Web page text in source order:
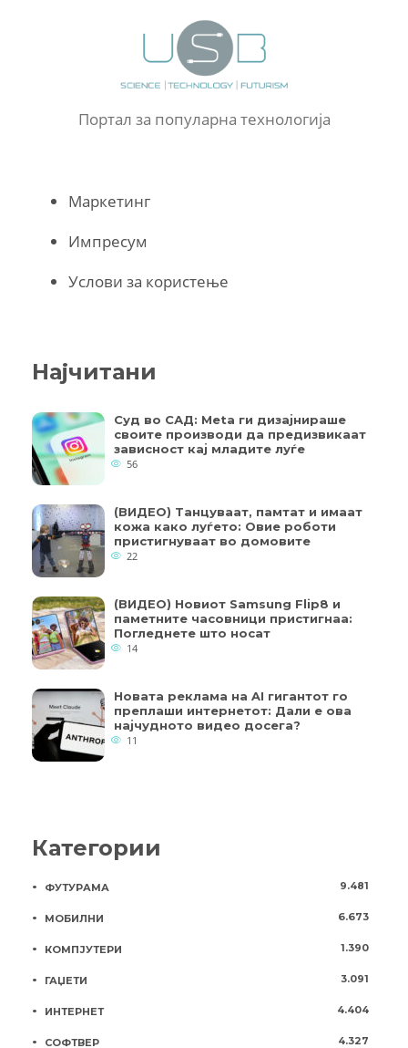
Портал за популарна технологија
Маркетинг
Импресум
Услови за користење
Најчитани
Суд во САД: Meta ги дизајнираше
своите производи да предизвикаат
зависност кај младите луѓе
56
(ВИДЕО) Танцуваат, памтат и имаат
кожа како луѓето: Овие роботи
пристигнуваат во домовите
22
(ВИДЕО) Новиот Samsung Flip8 и
паметните часовници пристигнаа:
Погледнете што носат
14
Новата реклама на AI гигантот го
преплаши интернетот: Дали е ова
најчудното видео досега?
11
Категории
ФУТУРАМА 9.481
МОБИЛНИ 6.673
КОМПЈУТЕРИ 1.390
ГАЏЕТИ 3.091
ИНТЕРНЕТ 4.404
СОФТВЕР 4.327